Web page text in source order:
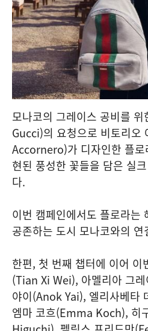
모나코의 그레이스 공비를
Gucci)의 요청으로 비토리
Accornero)가 디자인한 플
현된 풍성한 꽃들을 담은 실
다.
이번 캠페인에서도 플로라는
공존하는 도시 모나코와의
한편, 첫 번째 챕터에 이어 이
(Tian Xi Wei), 아멜리아 그
야이(Anok Yai), 엘리사베타
엠마 코흐(Emma Koch), 히